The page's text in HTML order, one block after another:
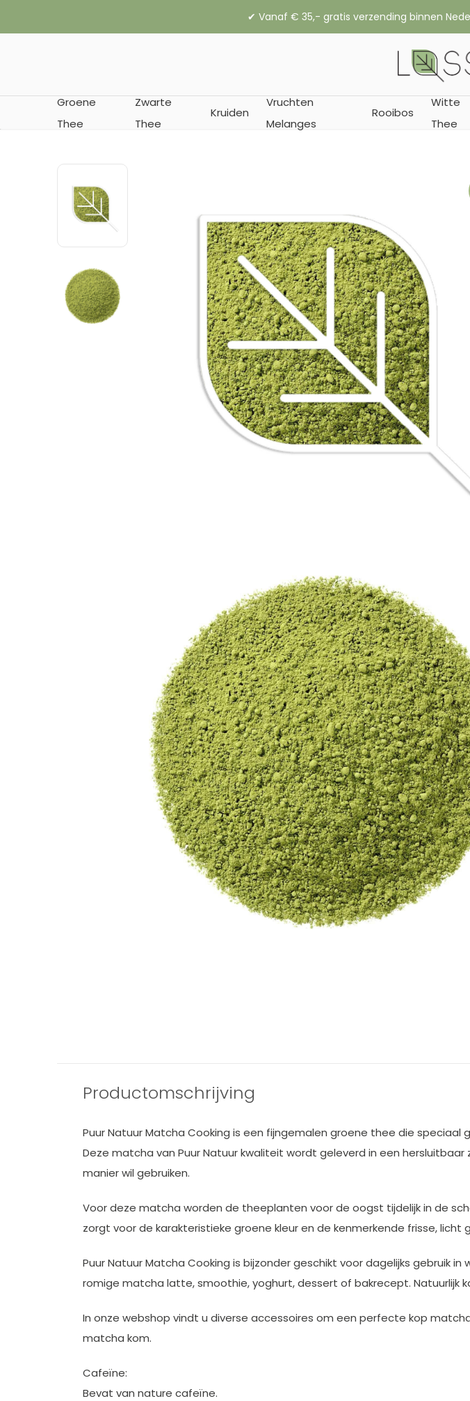
Groene
Thee
Zwarte
Thee
Kruiden
Vruchten
Melanges
Rooibos
Witte
Thee
✔︎ Vanaf € 35,- gratis verzending binnen
Productomschrijving
Puur Natuur Matcha Cooking is een fijngemalen groene thee die
Deze matcha van Puur Natuur kwaliteit wordt geleverd in een
manier wil gebruiken.
Voor deze matcha worden de theeplanten voor de oogst tijdelijk in de
zorgt voor de karakteristieke groene kleur en de kenmerkende frisse, licht
Puur Natuur Matcha Cooking is bijzonder geschikt voor dagelijks gebruik
romige matcha latte, smoothie, yoghurt, dessert of bakrecept. Natuurlijk
In onze webshop vindt u diverse accessoires om een perfecte kop
matcha kom.
Cafeïne:
Bevat van nature cafeïne.